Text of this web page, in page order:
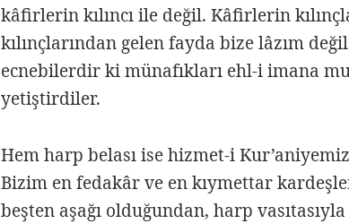
kâfirlerin kılıncı ile değil. Kâfirlerin
kılınçlarından gelen fayda bize lâzım
ecnebilerdir ki münafıkları ehl-i imana
yetiştirdiler.
Hem harp belası ise hizmet-i
Bizim en fedakâr ve en kıymettar
beşten aşağı olduğundan, harp